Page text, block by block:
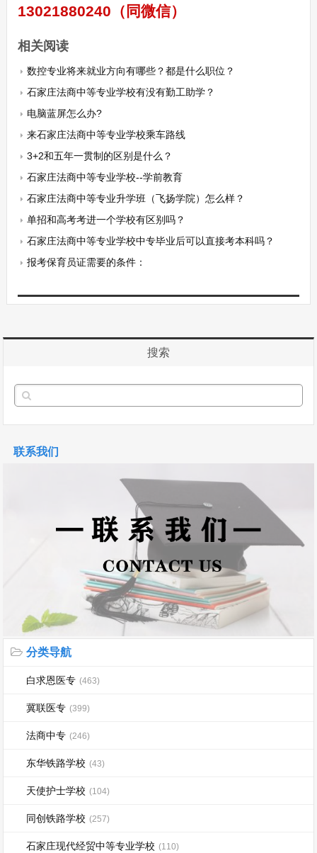
13021880240（同微信）
相关阅读
数控专业将来就业方向有哪些？都是什么职位？
石家庄法商中等专业学校有没有勤工助学？
电脑蓝屏怎么办?
来石家庄法商中等专业学校乘车路线
3+2和五年一贯制的区别是什么？
石家庄法商中等专业学校--学前教育
石家庄法商中等专业升学班（飞扬学院）怎么样？
单招和高考考进一个学校有区别吗？
石家庄法商中等专业学校中专毕业后可以直接考本科吗？
报考保育员证需要的条件：
搜索
联系我们
分类导航
白求恩医专 (463)
冀联医专 (399)
法商中专 (246)
东华铁路学校 (43)
天使护士学校 (104)
同创铁路学校 (257)
石家庄现代经贸中等专业学校 (110)